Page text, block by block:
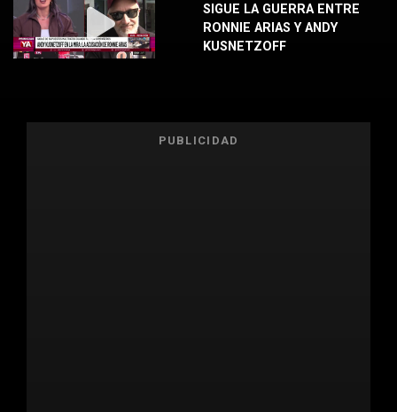
SIGUE LA GUERRA ENTRE
RONNIE ARIAS Y ANDY
KUSNETZOFF
PUBLICIDAD